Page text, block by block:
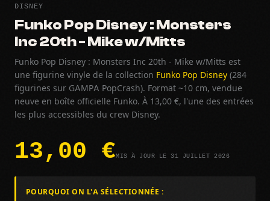
DISNEY
Funko Pop Disney : Monsters
Inc 20th - Mike w/Mitts
Funko Pop Disney : Monsters Inc 20th - Mike w/Mitts est
une figurine vinyle de la collection Funko Pop Disney (284
figurines sur GAMPA PopCrash). Format ~10 cm, vendue
neuve en boîte officielle Funko. À 13,00 €, l'une des entrées
les plus accessibles du crew Disney.
13,00 €MIS À JOUR LE 31 JUILLET 2026
POURQUOI ON L'A SÉLECTIONNÉE :